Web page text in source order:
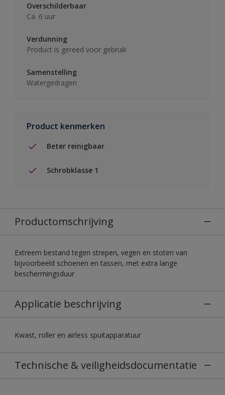
Overschilderbaar
Ca. 6 uur
Verdunning
Product is gereed voor gebruik
Samenstelling
Watergedragen
Product kenmerken
Beter reinigbaar
Schrobklasse 1
Productomschrijving
Extreem bestand tegen strepen, vegen en stoten van
bijvoorbeeld schoenen en tassen, met extra lange
beschermingsduur
Applicatie beschrijving
Kwast, roller en airless spuitapparatuur
Technische & veiligheidsdocumentatie